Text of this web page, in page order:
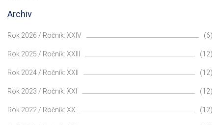
Archiv
Rok 2026 / Ročník: XXIV (6)
Rok 2025 / Ročník: XXIII (12)
Rok 2024 / Ročník: XXII (12)
Rok 2023 / Ročník: XXI (12)
Rok 2022 / Ročník: XX (12)